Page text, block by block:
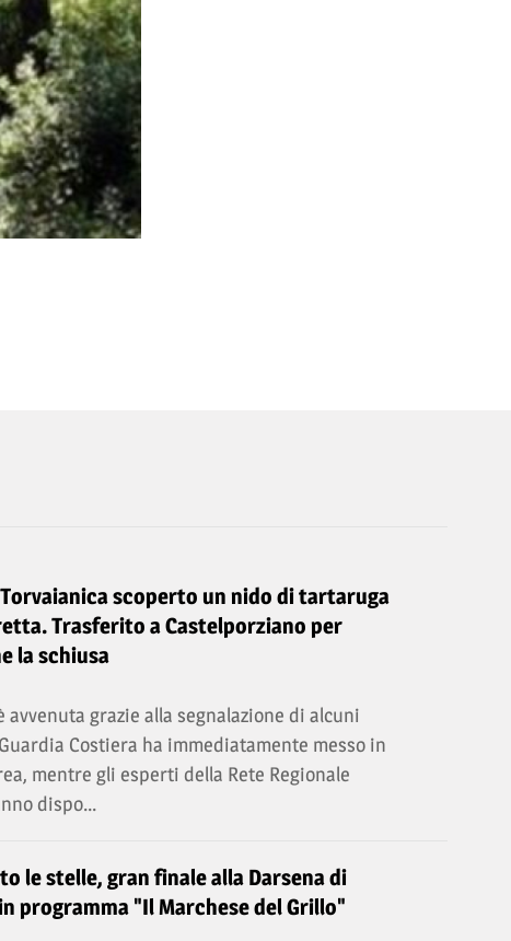
scoperto un nido di tartaruga
Trasferito a Castelporziano per
la schiusa
avvenuta grazie alla segnalazione di alcuni
Costiera ha immediatamente messo in
mentre gli esperti della Rete Regionale
dispo...
le stelle, gran finale alla Darsena di
programma "Il Marchese del Grillo"